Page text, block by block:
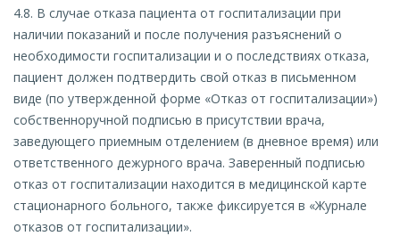
4.8. В случае отказа пациента от госпитализации при
наличии показаний и после получения разъяснений о
необходимости госпитализации и о последствиях отказа,
пациент должен подтвердить свой отказ в письменном
виде (по утвержденной форме «Отказ от госпитализации»)
собственноручной подписью в присутствии врача,
заведующего приемным отделением (в дневное время) или
ответственного дежурного врача. Заверенный подписью
отказ от госпитализации находится в медицинской карте
стационарного больного, также фиксируется в «Журнале
отказов от госпитализации».